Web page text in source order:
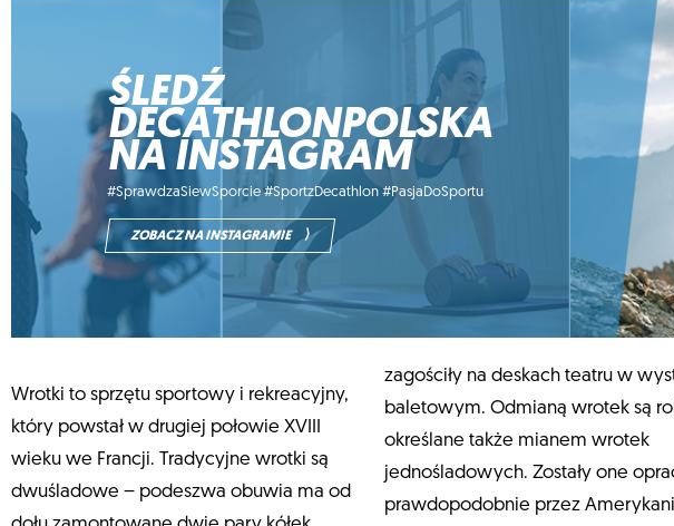
ŚLEDŹ
DECATHLONPOLSKA
NA INSTAGRAM
#SprawdzaSiewSporcie #SportzDecathlon #PasjaDoSportu
ZOBACZ NA INSTAGRAMIE ⟩
Wrotki to sprzętu sportowy i rekreacyjny,
który powstał w drugiej połowie XVIII
wieku we Francji. Tradycyjne wrotki są
dwuśladowe – podeszwa obuwia ma od
zagościły na deskach teatru w
baletowym. Odmianą wrotek są
określane także mianem wrotek
jednośladowych. Zostały one
prawdopodobnie przez
równoległy rozstaw kółek